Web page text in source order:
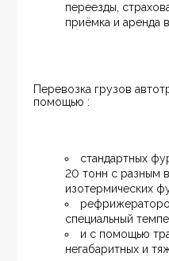
переезды,
приёмка и аренда
Перевозка грузов
помощью :
стандартных
20 тонн с разным
изотермических
специальный
и с помощью
негабаритных и